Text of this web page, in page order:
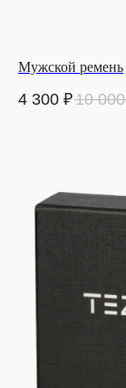
Мужской ремень
4 300 ₽10 000